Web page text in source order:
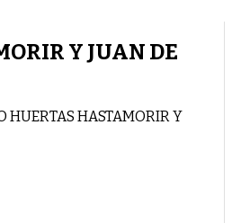
Y JUAN DE
HUERTAS HASTAMORIR Y